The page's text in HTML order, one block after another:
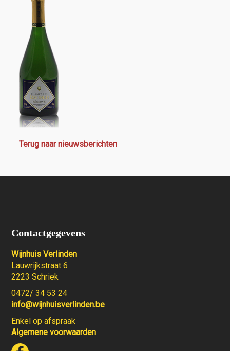
Terug naar nieuwsberichten
Contactgegevens
Wijnhuis Verlinden
Lauwrijkstraat 6
2223 Schriek
0472/ 34 53 24
info@wijnhuisverlinden.be
Enkel op afspraak
Algemene voorwaarden